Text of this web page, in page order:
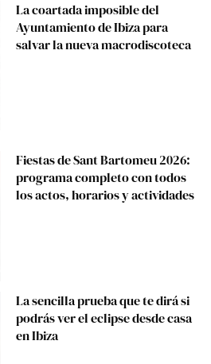
La coartada imposible del
Ayuntamiento de Ibiza para
salvar la nueva macrodiscoteca
Fiestas de Sant Bartomeu 2026:
programa completo con todos
los actos, horarios y actividades
La sencilla prueba que te dirá si
podrás ver el eclipse desde casa
en Ibiza